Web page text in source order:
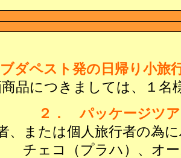
ダペスト発の日帰り小旅
品につきましては、１名
２． パッケージツ
、または個人旅行者の為
チェコ（プラハ）、オ